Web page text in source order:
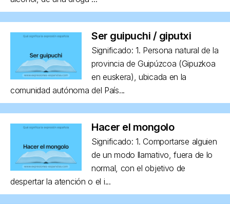
Ser guipuchi / giputxi
Significado: 1. Persona natural de la
provincia de Guipúzcoa (Gipuzkoa
en euskera), ubicada en la
comunidad autónoma del País...
Hacer el mongolo
Significado: 1. Comportarse alguien
de un modo llamativo, fuera de lo
normal, con el objetivo de
despertar la atención o el i...